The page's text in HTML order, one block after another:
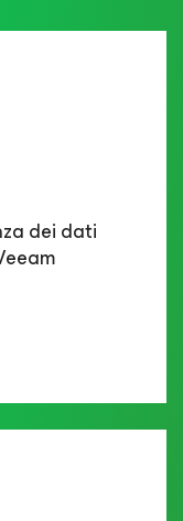
dei dati